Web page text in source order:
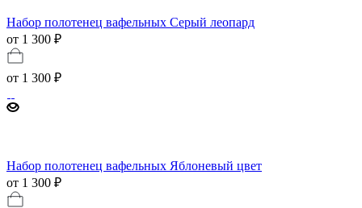
Набор полотенец вафельных Серый леопард
от 1 300 ₽
от 1 300 ₽
Набор полотенец вафельных Яблоневый цвет
от 1 300 ₽